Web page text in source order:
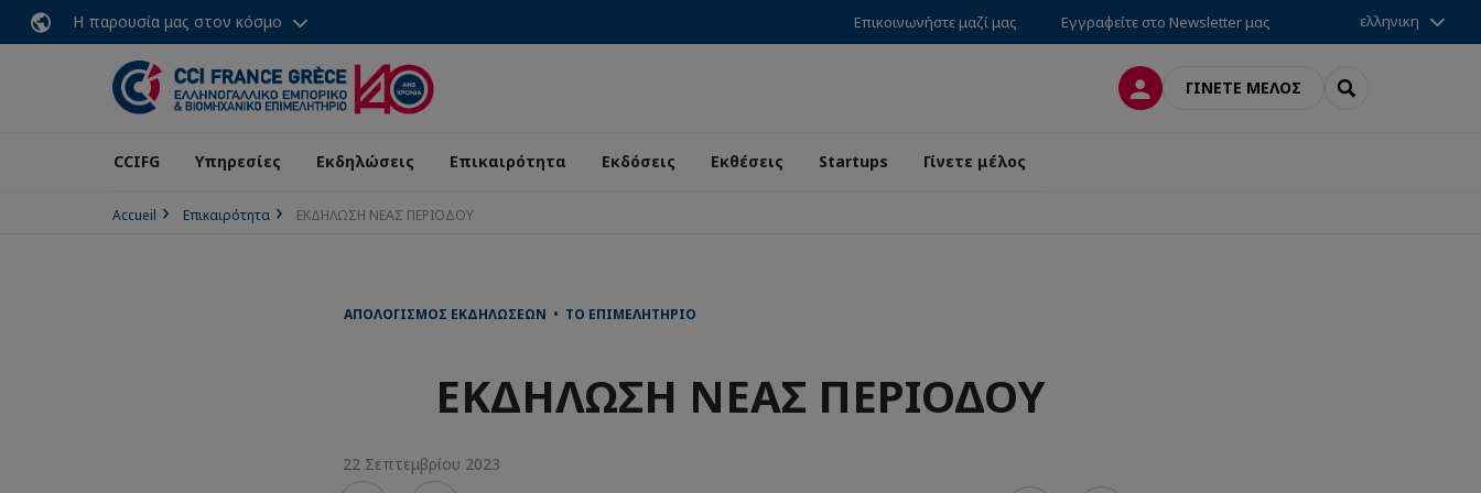
Η παρουσία μας στον κόσμο Επικοινωνήστε μαζί μας Εγγραφείτε στο Newsletter μας ελληνικη
ΣΎΝΔΕΣΗΓΊΝΕΤΕ ΜΈΛΟΣ SEARCH
CCIFG Υπηρεσίες Εκδηλώσεις Επικαιρότητα Εκδόσεις Εκθέσεις Startups Γίνετε μέλος
Accueil Επικαιρότητα ΕΚΔΗΛΩΣΗ ΝΕΑΣ ΠΕΡΙΟΔΟΥ
ΑΠΟΛΟΓΙΣΜΌΣ ΕΚΔΗΛΏΣΕΩΝ • ΤΟ ΕΠΙΜΕΛΗΤΉΡΙΟ
ΕΚΔΗΛΩΣΗ ΝΕΑΣ ΠΕΡΙΟΔΟΥ
22 Σεπτεμβρίου 2023